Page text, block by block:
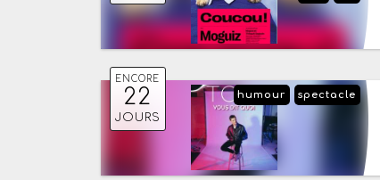
ENCORE
22
JOURS
spectacle
humour